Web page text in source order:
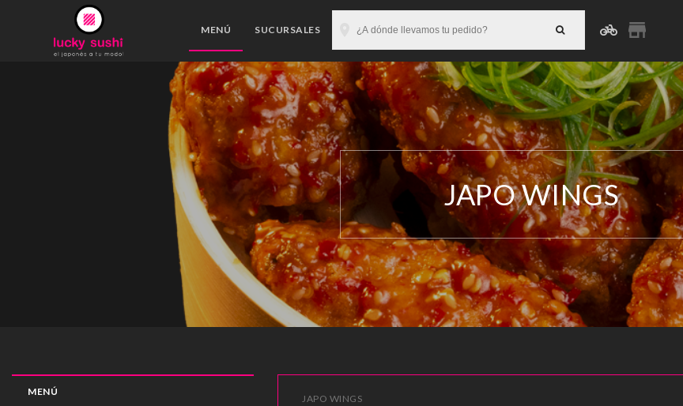
MENÚ SUCURSALES
JAPO WINGS
JAPO WINGS
MENÚ